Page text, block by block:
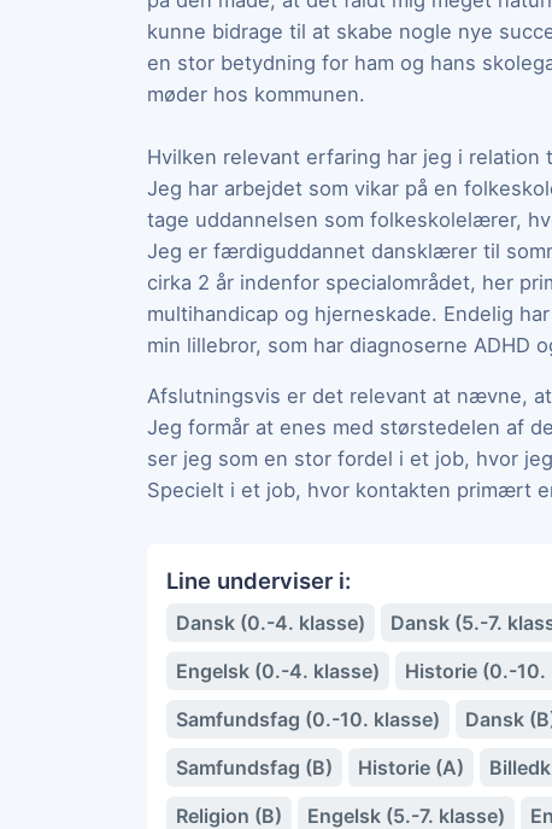
kunne bidrage til at skabe nogle nye
en stor betydning for ham og hans
møder hos kommunen.
Hvilken relevant erfaring har jeg i relation
Jeg har arbejdet som vikar på en
tage uddannelsen som folkeskolelærer,
Jeg er færdiguddannet dansklærer til
cirka 2 år indenfor specialområdet, her
multihandicap og hjerneskade. Endelig
min lillebror, som har diagnoserne ADHD
Afslutningsvis er det relevant at nævne,
Jeg formår at enes med størstedelen af
ser jeg som en stor fordel i et job, hvor
Specielt i et job, hvor kontakten primært
Line underviser i:
Dansk (0.-4. klasse) Dansk (5.-7.
Engelsk (0.-4. klasse)
Historie (0.-10.
Samfundsfag (0.-10. klasse)
Dansk
Samfundsfag (B)
Historie (A)
Religion (B)
Engelsk (5.-7. klasse)